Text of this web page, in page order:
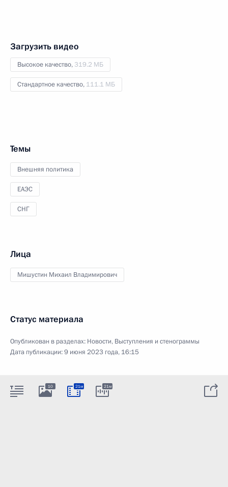
Загрузить видео
Высокое качество, 319.2 МБ
Стандартное качество, 111.1 МБ
Темы
Внешняя политика
ЕАЭС
СНГ
Лица
Мишустин Михаил Владимирович
Статус материала
Опубликован в разделах: Новости, Выступления и стенограммы
Дата публикации:9 июня 2023 года, 16:15
10 21м 21м